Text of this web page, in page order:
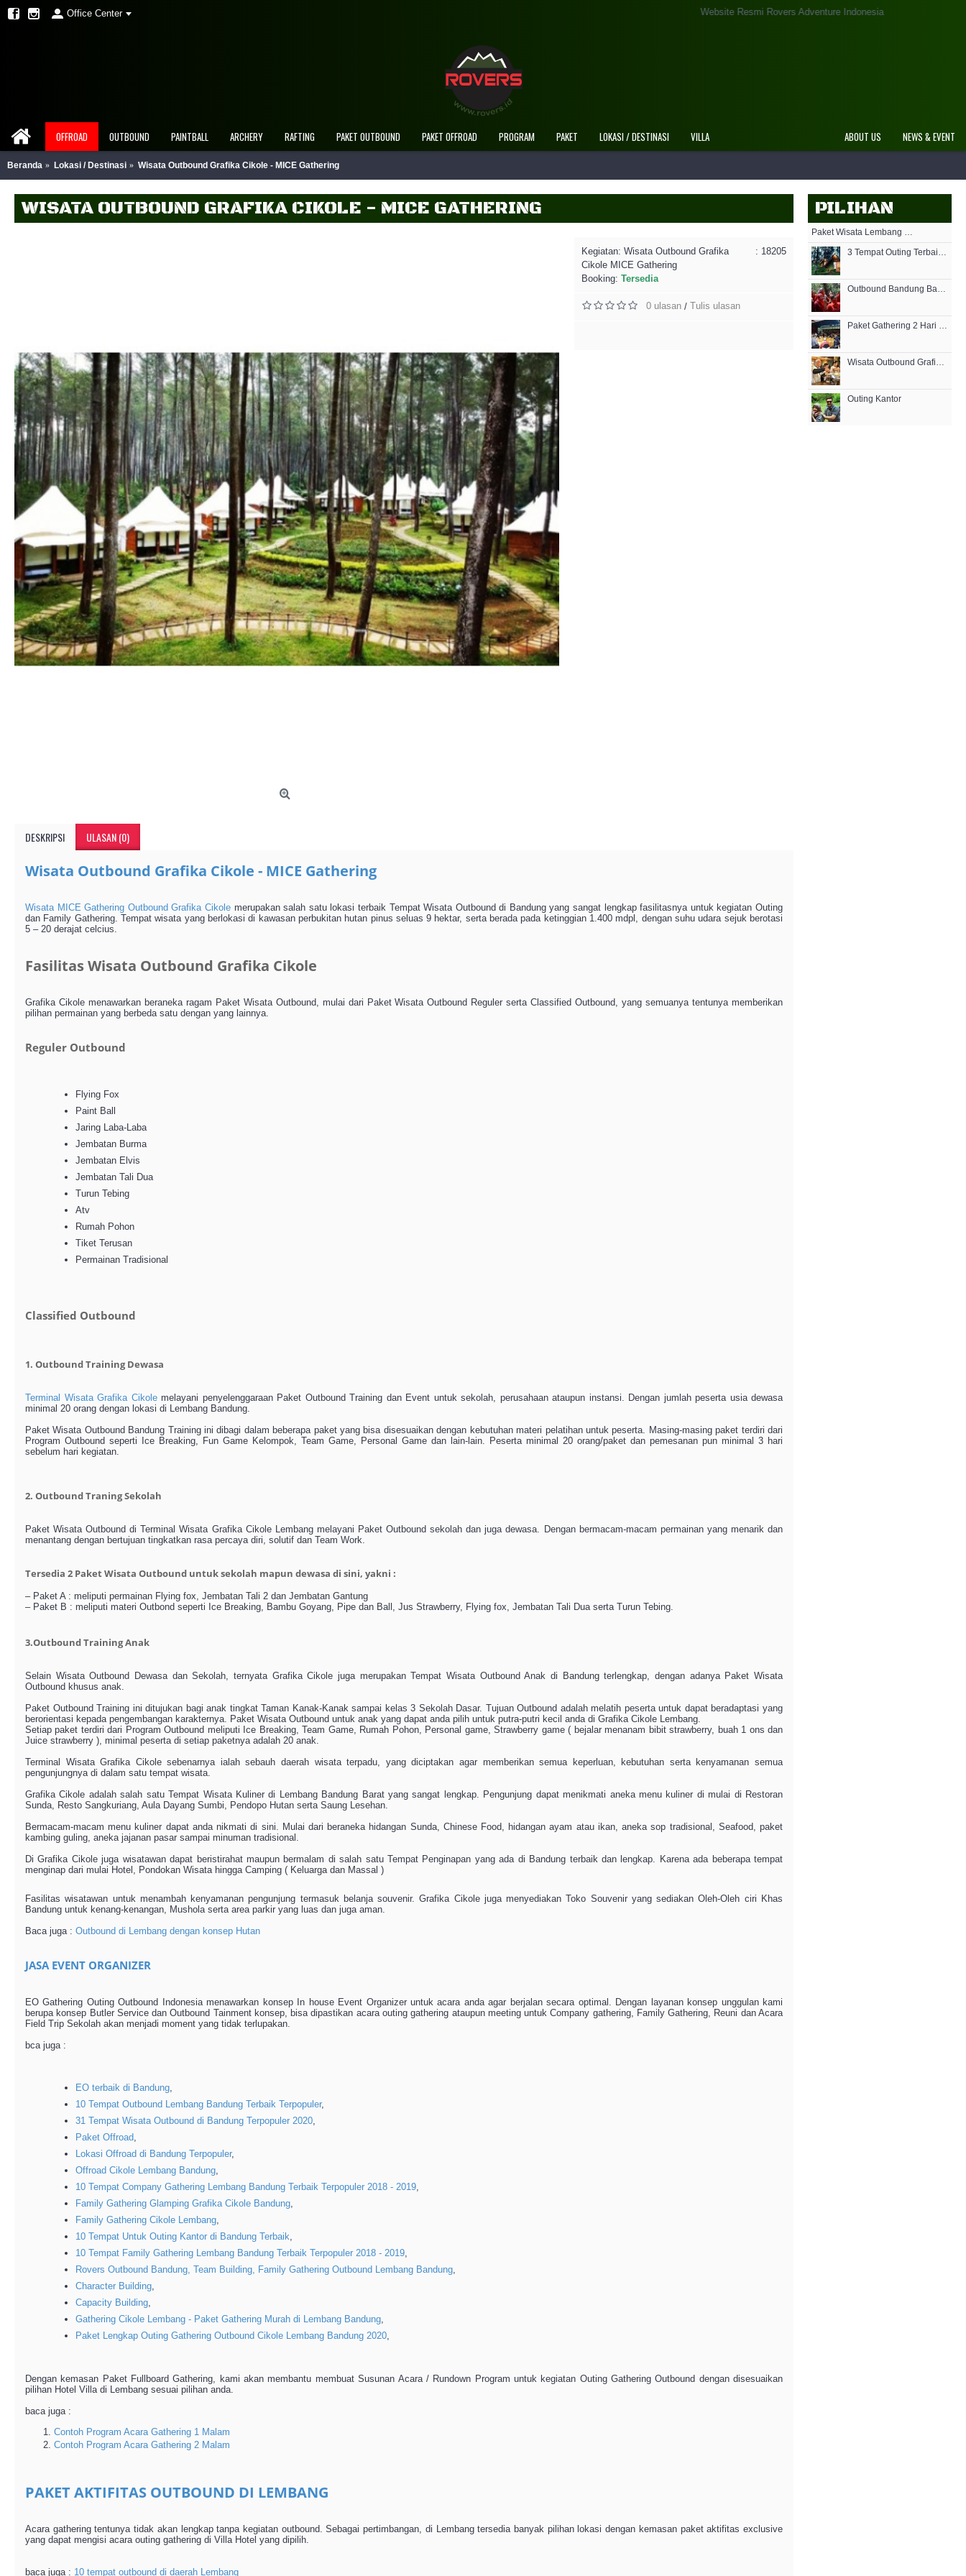
Office Center Selamat Datang Di Website Resmi Rovers Adventure Indonesia
OFFROAD OUTBOUND PAINTBALL ARCHERY RAFTING PAKET OUTBOUND PAKET OFFROAD PROGRAM PAKET LOKASI / DESTINASI VILLA NEWS & EVENT
ABOUT US
Beranda Lokasi / Destinasi Wisata Outbound Grafika Cikole - MICE Gathering
PILIHAN
Paket Wisata Lembang Offroad
3 Tempat Outing Terbaik di Lembang Bandung
Outbound Bandung Bareng Rovers Sangat Berkesan
Paket Gathering 2 Hari 1 Malam di Bandung Lembang
Wisata Outbound Grafika Cikole - MICE
Outing Kantor
WISATA OUTBOUND GRAFIKA CIKOLE - MICE GATHERING
: 18205
Kegiatan: Wisata Outbound Grafika
Cikole MICE Gathering
Booking: Tersedia
0 ulasan/ Tulis ulasan
DESKRIPSI ULASAN (0)
Wisata Outbound Grafika Cikole - MICE Gathering
Wisata MICE Gathering Outbound Grafika Cikolemerupakan salah satu lokasi terbaik Tempat Wisata Outbound di Bandung yang sangat lengkap fasilitasnya untuk kegiatan Outing
dan Family Gathering. Tempat wisata yang berlokasi di kawasan perbukitan hutan pinus seluas 9 hektar, serta berada pada ketinggian 1.400 mdpl, dengan suhu udara sejuk berotasi
5 – 20 derajat celcius.
Fasilitas Wisata Outbound Grafika Cikole
Grafika Cikole menawarkan beraneka ragam Paket Wisata Outbound, mulai dari Paket Wisata Outbound Reguler serta Classified Outbound, yang semuanya tentunya memberikan
pilihan permainan yang berbeda satu dengan yang lainnya.
Reguler Outbound
Flying Fox
Paint Ball
Jaring Laba-Laba
Jembatan Burma
Jembatan Elvis
Jembatan Tali Dua
Turun Tebing
Atv
Rumah Pohon
Tiket Terusan
Permainan Tradisional
Classified Outbound
1. Outbound Training Dewasa
Terminal Wisata Grafika Cikolemelayani penyelenggaraan Paket Outbound Training dan Event untuk sekolah, perusahaan ataupun instansi. Dengan jumlah peserta usia dewasa
minimal 20 orang dengan lokasi di Lembang Bandung.
Paket Wisata Outbound Bandung Training ini dibagi dalam beberapa paket yang bisa disesuaikan dengan kebutuhan materi pelatihan untuk peserta. Masing-masing paket terdiri dari
Program Outbound seperti Ice Breaking, Fun Game Kelompok, Team Game, Personal Game dan lain-lain. Peserta minimal 20 orang/paket dan pemesanan pun minimal 3 hari
sebelum hari kegiatan.
2. Outbound Traning Sekolah
Paket Wisata Outbound di Terminal Wisata Grafika Cikole Lembang melayani Paket Outbound sekolah dan juga dewasa. Dengan bermacam-macam permainan yang menarik dan
menantang dengan bertujuan tingkatkan rasa percaya diri, solutif dan Team Work.
Tersedia 2 Paket Wisata Outbound untuk sekolah mapun dewasa di sini, yakni :
– Paket A : meliputi permainan Flying fox, Jembatan Tali 2 dan Jembatan Gantung
– Paket B : meliputi materi Outbond seperti Ice Breaking, Bambu Goyang, Pipe dan Ball, Jus Strawberry, Flying fox, Jembatan Tali Dua serta Turun Tebing.
3.Outbound Training Anak
Selain Wisata Outbound Dewasa dan Sekolah, ternyata Grafika Cikole juga merupakan Tempat Wisata Outbound Anak di Bandung terlengkap, dengan adanya Paket Wisata
Outbound khusus anak.
Paket Outbound Training ini ditujukan bagi anak tingkat Taman Kanak-Kanak sampai kelas 3 Sekolah Dasar. Tujuan Outbound adalah melatih peserta untuk dapat beradaptasi yang
berorientasi kepada pengembangan karakternya. Paket Wisata Outbound untuk anak yang dapat anda pilih untuk putra-putri kecil anda di Grafika Cikole Lembang.
Setiap paket terdiri dari Program Outbound meliputi Ice Breaking, Team Game, Rumah Pohon, Personal game, Strawberry game ( bejalar menanam bibit strawberry, buah 1 ons dan
Juice strawberry ), minimal peserta di setiap paketnya adalah 20 anak.
Terminal Wisata Grafika Cikole sebenarnya ialah sebauh daerah wisata terpadu, yang diciptakan agar memberikan semua keperluan, kebutuhan serta kenyamanan semua
pengunjungnya di dalam satu tempat wisata.
Grafika Cikole adalah salah satu Tempat Wisata Kuliner di Lembang Bandung Barat yang sangat lengkap. Pengunjung dapat menikmati aneka menu kuliner di mulai di Restoran
Sunda, Resto Sangkuriang, Aula Dayang Sumbi, Pendopo Hutan serta Saung Lesehan.
Bermacam-macam menu kuliner dapat anda nikmati di sini. Mulai dari beraneka hidangan Sunda, Chinese Food, hidangan ayam atau ikan, aneka sop tradisional, Seafood, paket
kambing guling, aneka jajanan pasar sampai minuman tradisional.
Di Grafika Cikole juga wisatawan dapat beristirahat maupun bermalam di salah satu Tempat Penginapan yang ada di Bandung terbaik dan lengkap. Karena ada beberapa tempat
menginap dari mulai Hotel, Pondokan Wisata hingga Camping ( Keluarga dan Massal )
Fasilitas wisatawan untuk menambah kenyamanan pengunjung termasuk belanja souvenir. Grafika Cikole juga menyediakan Toko Souvenir yang sediakan Oleh-Oleh ciri Khas
Bandung untuk kenang-kenangan, Mushola serta area parkir yang luas dan juga aman.
Baca juga : Outbound di Lembang dengan konsep Hutan
JASA EVENT ORGANIZER
EO Gathering Outing Outbound Indonesia menawarkan konsep In house Event Organizer untuk acara anda agar berjalan secara optimal. Dengan layanan konsep unggulan kami
berupa konsep Butler Service dan Outbound Tainment konsep, bisa dipastikan acara outing gathering ataupun meeting untuk Company gathering, Family Gathering, Reuni dan Acara
Field Trip Sekolah akan menjadi moment yang tidak terlupakan.
bca juga :
EO terbaik di Bandung,
10 Tempat Outbound Lembang Bandung Terbaik Terpopuler,
31 Tempat Wisata Outbound di Bandung Terpopuler 2020,
Paket Offroad,
Lokasi Offroad di Bandung Terpopuler,
Offroad Cikole Lembang Bandung,
10 Tempat Company Gathering Lembang Bandung Terbaik Terpopuler 2018 - 2019,
Family Gathering Glamping Grafika Cikole Bandung,
Family Gathering Cikole Lembang,
10 Tempat Untuk Outing Kantor di Bandung Terbaik,
10 Tempat Family Gathering Lembang Bandung Terbaik Terpopuler 2018 - 2019,
Rovers Outbound Bandung, Team Building, Family Gathering Outbound Lembang Bandung,
Character Building,
Capacity Building,
Gathering Cikole Lembang - Paket Gathering Murah di Lembang Bandung,
Paket Lengkap Outing Gathering Outbound Cikole Lembang Bandung 2020,
Dengan kemasan Paket Fullboard Gathering, kami akan membantu membuat Susunan Acara / Rundown Program untuk kegiatan Outing Gathering Outbound dengan disesuaikan
pilihan Hotel Villa di Lembang sesuai pilihan anda.
baca juga :
Contoh Program Acara Gathering 1 Malam
Contoh Program Acara Gathering 2 Malam
PAKET AKTIFITAS OUTBOUND DI LEMBANG
Acara gathering tentunya tidak akan lengkap tanpa kegiatan outbound. Sebagai pertimbangan, di Lembang tersedia banyak pilihan lokasi dengan kemasan paket aktifitas exclusive
yang dapat mengisi acara outing gathering di Villa Hotel yang dipilih.
baca juga : 10 tempat outbound di daerah Lembang